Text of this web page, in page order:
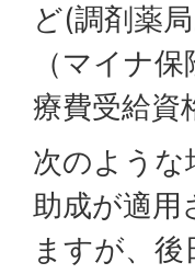
ど(調剤薬
（マイナ
療費受給資
次のような
助成が適用
ますが、